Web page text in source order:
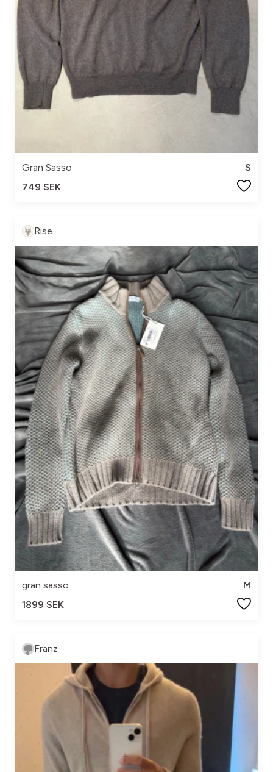
Gran Sasso
S
749 SEK
Rise
gran sasso
M
1899 SEK
Franz